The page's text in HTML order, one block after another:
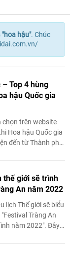
"hoa hậu". Chúc
– Top 4 hùng
hậu Quốc gia
trên website
Hoa hậu Quốc gia
đến từ Thành phố
thế giới sẽ trình
An năm 2022
lịch Thế giới sẽ biểu
Tràng An
năm 2022". Đây